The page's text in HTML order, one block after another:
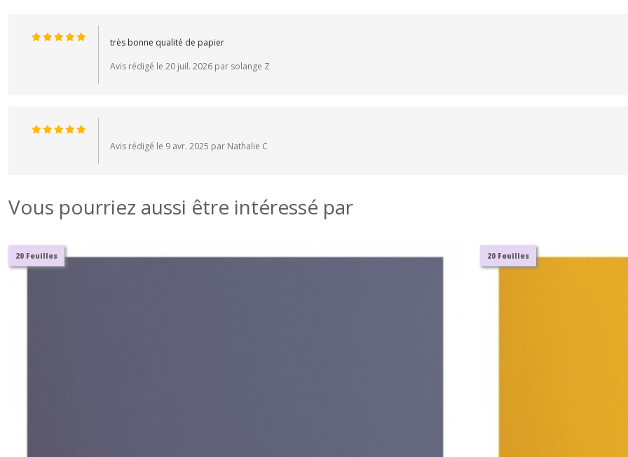
très bonne qualité de papier
Avis rédigé le 20 juil. 2026 par solange Z
Avis rédigé le 9 avr. 2025 par Nathalie C
Vous pourriez aussi être intéressé par
20 Feuilles 20 Feuilles